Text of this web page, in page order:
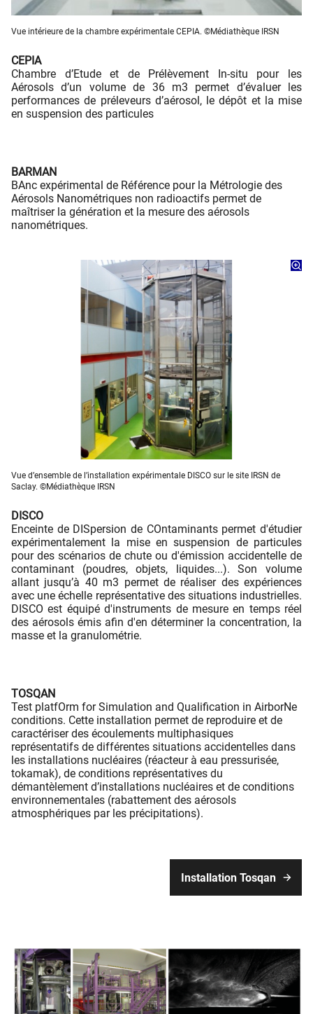
Vue intérieure de la chambre expérimentale CEPIA. ©Médiathèque IRSN
CEPIA
Chambre d’Etude et de Prélèvement In-situ pour les
Aérosols d’un volume de 36 m3 permet d’évaluer les
performances de préleveurs d’aérosol, le dépôt et la mise
en suspension des particules
BARMAN
BAnc expérimental de Référence pour la Métrologie des
Aérosols Nanométriques non radioactifs permet de
maîtriser la génération et la mesure des aérosols
nanométriques.
Vue d’ensemble de l’installation expérimentale DISCO sur le site IRSN de
Saclay. ©Médiathèque IRSN
DISCO
Enceinte de DISpersion de COntaminants permet d'étudier
expérimentalement la mise en suspension de particules
pour des scénarios de chute ou d'émission accidentelle de
contaminant (poudres, objets, liquides...). Son volume
allant jusqu’à 40 m3 permet de réaliser des expériences
avec une échelle représentative des situations industrielles.
DISCO est équipé d'instruments de mesure en temps réel
des aérosols émis afin d'en déterminer la concentration, la
masse et la granulométrie.
TOSQAN
Test platfOrm for Simulation and Qualification in AirborNe
conditions. Cette installation permet de reproduire et de
caractériser des écoulements multiphasiques
représentatifs de différentes situations accidentelles dans
les installations nucléaires (réacteur à eau pressurisée,
tokamak), de conditions représentatives du
démantèlement d’installations nucléaires et de conditions
environnementales (rabattement des aérosols
atmosphériques par les précipitations).
Installation Tosqan